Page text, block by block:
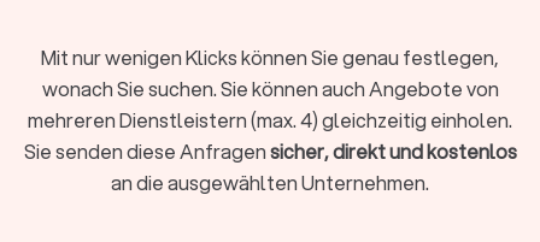
Moderne Steuerberatung findet längst nicht mehr nur im
klassischen Büro statt. Digitale Kanzleien bieten ihre
Dienstleistungen vollständig online an, von der
Belegübermittlung bis zur Videoberatung. Beide Modelle
haben Vorzüge:
Mit nur wenigen Klicks können Sie genau festlegen,
wonach Sie suchen. Sie können auch Angebote von
mehreren Dienstleistern (max. 4) gleichzeitig einholen.
Sie senden diese Anfragensicher, direkt und kostenlos
an die ausgewählten Unternehmen.